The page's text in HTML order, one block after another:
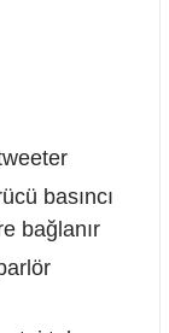
basıncı
bağlanır